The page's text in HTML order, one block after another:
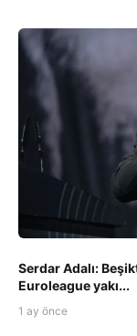
Serdar Adalı:
Euroleague yakı...
1 ay önce